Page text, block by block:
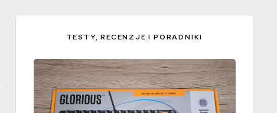
TESTY, RECENZJE I PORADNIKI